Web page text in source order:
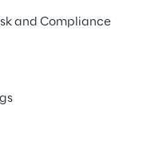
and Compliance
l'IA générative a été